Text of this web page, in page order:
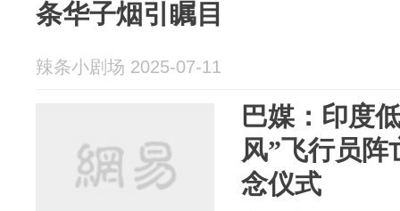
条华子烟引瞩目
辣条小剧场 2025-07-11
巴媒：印度
风”飞行员阵
念仪式